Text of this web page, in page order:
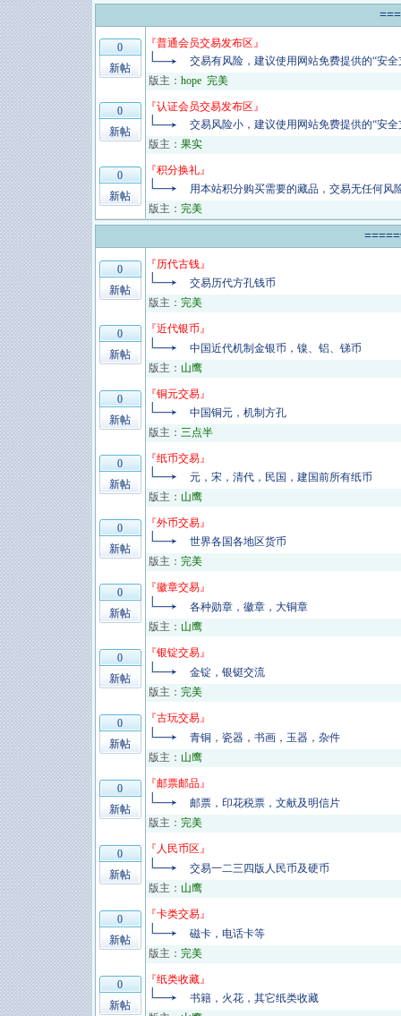
0
新帖
『普通会员交易发布区』
交易有风险，建议使用网站免费提供的“安全
版主： hope 完美
0
新帖
『认证会员交易发布区』
交易风险小，建议使用网站免费提供的“安全
版主： 果实
0
新帖
『积分换礼』
用本站积分购买需要的藏品，交易无任何风
版主： 完美
0
新帖
『历代古钱』
交易历代方孔钱币
版主： 完美
0
新帖
『近代银币』
中国近代机制金银币，镍、铝、锑币
版主： 山鹰
0
新帖
『铜元交易』
中国铜元，机制方孔
版主： 三点半
0
新帖
『纸币交易』
元，宋，清代，民国，建国前所有纸币
版主： 山鹰
0
新帖
『外币交易』
世界各国各地区货币
版主： 完美
0
新帖
『徽章交易』
各种勋章，徽章，大铜章
版主： 山鹰
0
新帖
『银锭交易』
金锭，银铤交流
版主： 完美
0
新帖
『古玩交易』
青铜，瓷器，书画，玉器，杂件
版主： 山鹰
0
新帖
『邮票邮品』
邮票，印花税票，文献及明信片
版主： 完美
0
新帖
『 人民币区』
交易一二三四版人民币及硬币
版主： 山鹰
0
新帖
『卡类交易』
磁卡，电话卡等
版主： 完美
0
新帖
『纸类收藏』
书籍，火花，其它纸类收藏